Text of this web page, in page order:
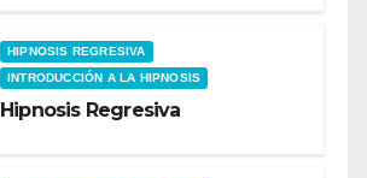
HIPNOSIS REGRESIVA
INTRODUCCIÓN A LA HIPNOSIS
Hipnosis Regresiva